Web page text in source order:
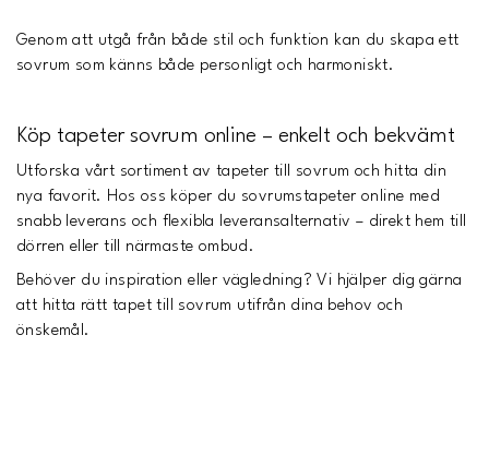
Genom att utgå från både stil och funktion kan du skapa ett
sovrum som känns både personligt och harmoniskt.
Köp tapeter sovrum online – enkelt och bekvämt
Utforska vårt sortiment av tapeter till sovrum och hitta din
nya favorit. Hos oss köper du sovrumstapeter online med
snabb leverans och flexibla leveransalternativ – direkt hem till
dörren eller till närmaste ombud.
Behöver du inspiration eller vägledning? Vi hjälper dig gärna
att hitta rätt tapet till sovrum utifrån dina behov och
önskemål.